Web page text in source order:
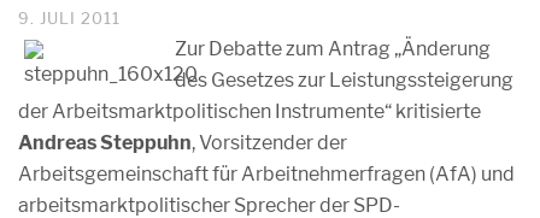
9. JULI 2011
Zur Debatte zum Antrag „Änderung
des Gesetzes zur Leistungssteigerung
der Arbeitsmarktpolitischen Instrumente“ kritisierte
Andreas Steppuhn, Vorsitzender der
Arbeitsgemeinschaft für Arbeitnehmerfragen (AfA) und
arbeitsmarktpolitischer Sprecher der SPD-